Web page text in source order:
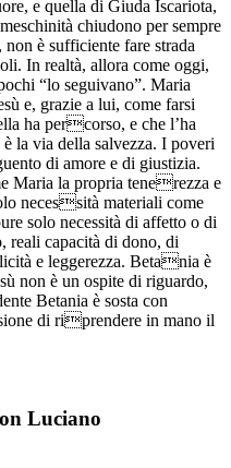
e quella di Giuda Iscariota,
chiudono per sempre
è sufficiente fare strada
In realtà, allora come oggi,
“lo seguivano”. Maria
e, grazie a lui, come farsi
ha percorso, e che l’ha
la via della salvezza. I poveri
di amore e di giustizia.
Maria la propria tenerezza e
necessità materiali come
solo necessità di affetto o di
capacità di dono, di
e leggerezza. Betania è
non è un ospite di riguardo,
Betania è sosta con
di riprendere in mano il
Luciano